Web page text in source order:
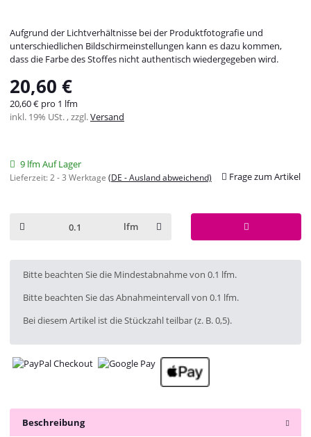
Aufgrund der Lichtverhältnisse bei der Produktfotografie und
unterschiedlichen Bildschirmeinstellungen kann es dazu kommen,
dass die Farbe des Stoffes nicht authentisch wiedergegeben wird.
20,60 €
20,60 € pro 1 lfm
inkl. 19% USt. , zzgl.Versand
9 lfm Auf Lager
Lieferzeit:2 - 3 Werktage (DE - Ausland abweichend) Frage zum Artikel
lfm
x
Bitte beachten Sie die Mindestabnahme von 0.1 lfm.
Bitte beachten Sie das Abnahmeintervall von 0.1 lfm.
Bei diesem Artikel ist die Stückzahl teilbar (z. B. 0,5).
Beschreibung